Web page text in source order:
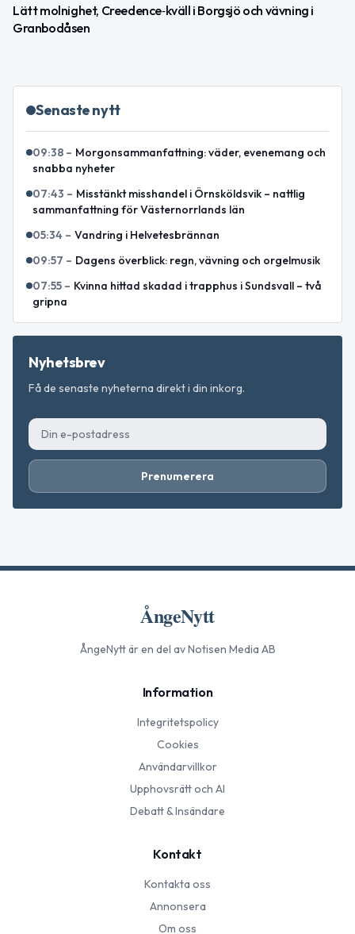
Lätt molnighet, Creedence‑kväll i Borgsjö och vävning i
Granbodåsen
Senaste nytt
09:38 – Morgonsammanfattning: väder, evenemang och
snabba nyheter
07:43 – Misstänkt misshandel i Örnsköldsvik – nattlig
sammanfattning för Västernorrlands län
05:34 – Vandring i Helvetesbrännan
09:57 – Dagens överblick: regn, vävning och orgelmusik
07:55 – Kvinna hittad skadad i trapphus i Sundsvall – två
gripna
Nyhetsbrev
Få de senaste nyheterna direkt i din inkorg.
Prenumerera
ÅngeNytt
ÅngeNyttär en del av Notisen Media AB
Information
Integritetspolicy
Cookies
Användarvillkor
Upphovsrätt och AI
Debatt & Insändare
Kontakt
Kontakta oss
Annonsera
Om oss